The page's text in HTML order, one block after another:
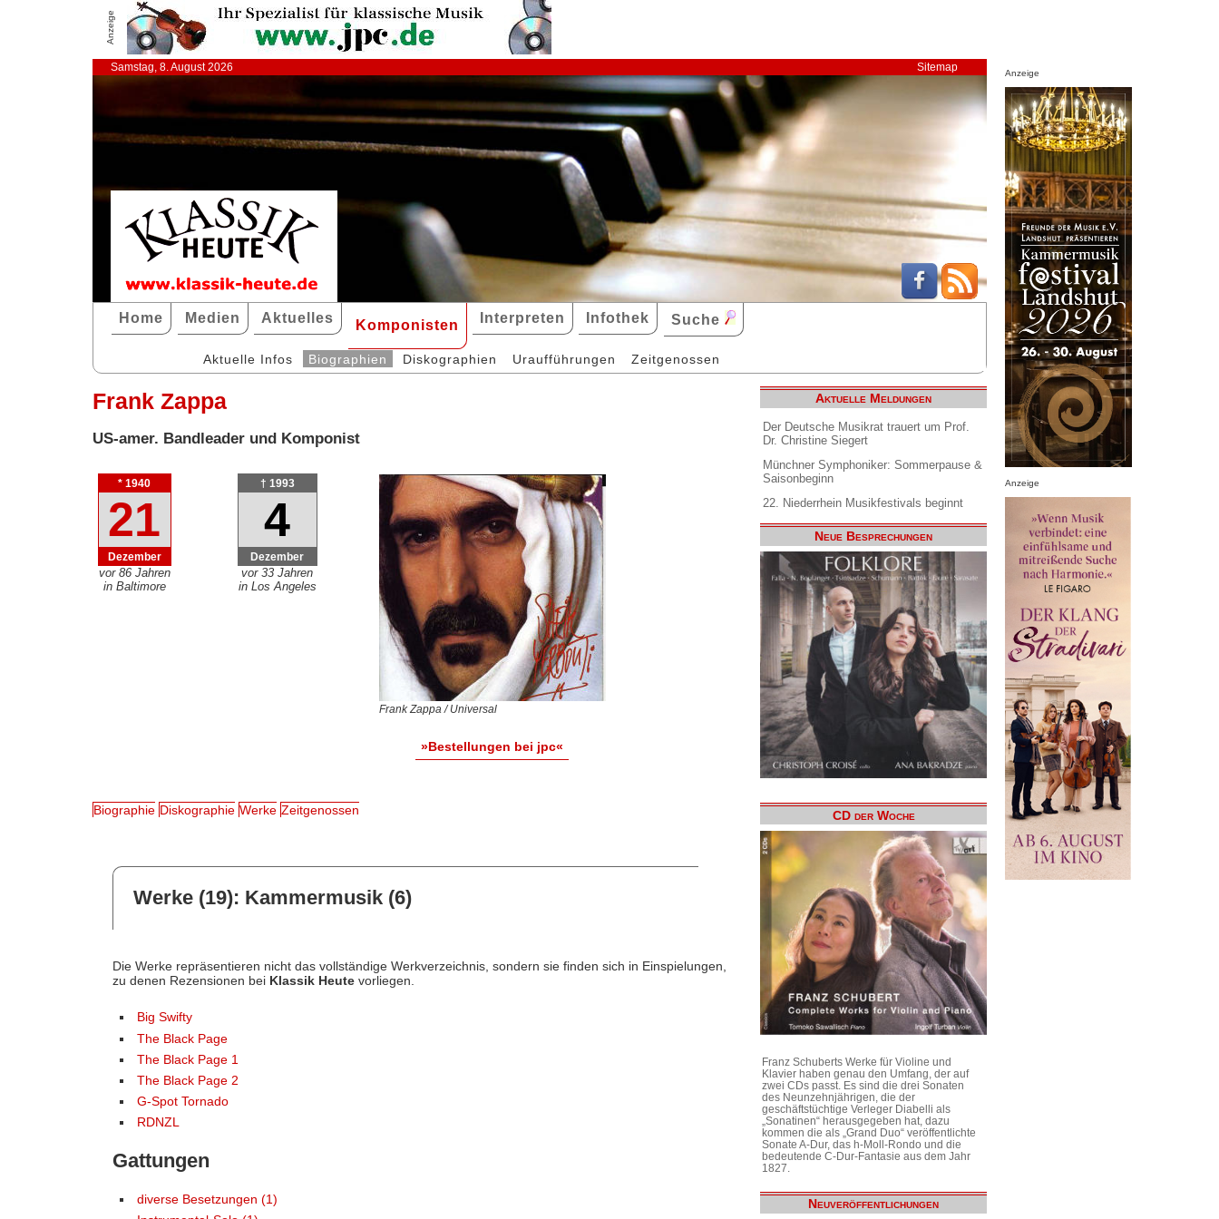
Anzeige
Samstag, 8. August 2026 Sitemap
Home Medien Aktuelles Komponisten Interpreten Infothek Suche
Aktuelle Infos Biographien Diskographien Uraufführungen Zeitgenossen
Frank Zappa
US-amer. Bandleader und Komponist
* 1940
21
Dezember
vor 86 Jahren
in Baltimore
† 1993
4
Dezember
vor 33 Jahren
in Los Angeles
Frank Zappa / Universal
»Bestellungen bei jpc«
Biographie Diskographie Werke Zeitgenossen
Werke (19): Kammermusik (6)
Die Werke repräsentieren nicht das vollständige Werkverzeichnis, sondern sie finden sich in Einspielungen,
zu denen Rezensionen bei Klassik Heutevorliegen.
Big Swifty
The Black Page
The Black Page 1
The Black Page 2
G-Spot Tornado
RDNZL
Gattungen
diverse Besetzungen (1)
Aktuelle Meldungen
Der Deutsche Musikrat trauert um Prof.
Dr. Christine Siegert
Münchner Symphoniker: Sommerpause &
Saisonbeginn
22. Niederrhein Musikfestivals beginnt
Neue Besprechungen
CD der Woche
Franz Schuberts Werke für Violine und
Klavier haben genau den Umfang, der auf
zwei CDs passt. Es sind die drei Sonaten
des Neunzehnjährigen, die der
geschäftstüchtige Verleger Diabelli als
„Sonatinen“ herausgegeben hat, dazu
kommen die als „Grand Duo“ veröffentlichte
Sonate A-Dur, das h-Moll-Rondo und die
bedeutende C-Dur-Fantasie aus dem Jahr
1827.
Neuveröffentlichungen
Anzeige
Anzeige